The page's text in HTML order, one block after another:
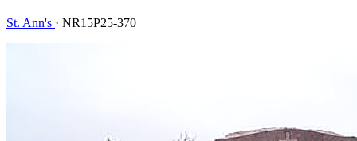
St. Ann's · NR15P25-370